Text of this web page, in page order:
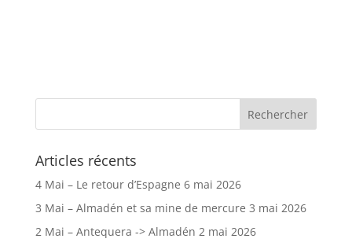
Articles récents
4 Mai – Le retour d’Espagne 6 mai 2026
3 Mai – Almadén et sa mine de mercure 3 mai 2026
2 Mai – Antequera -> Almadén 2 mai 2026